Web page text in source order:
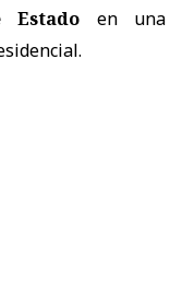
en una